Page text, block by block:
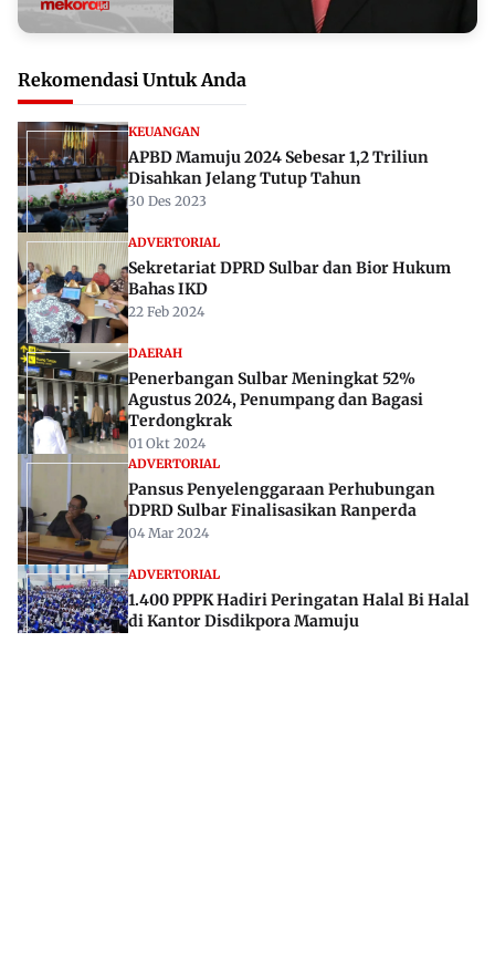
Rekomendasi Untuk Anda
KEUANGAN
APBD Mamuju 2024 Sebesar 1,2 Triliun
Disahkan Jelang Tutup Tahun
30 Des 2023
ADVERTORIAL
Sekretariat DPRD Sulbar dan Bior Hukum
Bahas IKD
22 Feb 2024
DAERAH
Penerbangan Sulbar Meningkat 52%
Agustus 2024, Penumpang dan Bagasi
Terdongkrak
01 Okt 2024
ADVERTORIAL
Pansus Penyelenggaraan Perhubungan
DPRD Sulbar Finalisasikan Ranperda
04 Mar 2024
ADVERTORIAL
1.400 PPPK Hadiri Peringatan Halal Bi Halal
di Kantor Disdikpora Mamuju